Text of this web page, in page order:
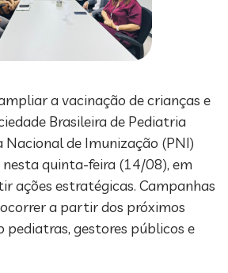
a vacinação de crianças e
Brasileira de Pediatria
Nacional de Imunização (PNI)
quinta-feira (14/08), em
ações estratégicas. Campanhas
a partir dos próximos
pediatras, gestores públicos e